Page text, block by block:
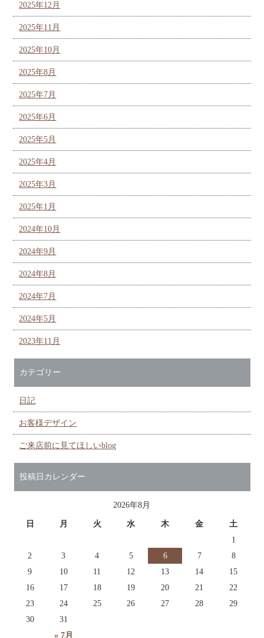
2025年12月
2025年11月
2025年10月
2025年8月
2025年7月
2025年6月
2025年5月
2025年4月
2025年3月
2025年1月
2024年10月
2024年9月
2024年8月
2024年7月
2024年5月
2023年11月
カテゴリー
日記
お客様デザイン
ご来店前に見てほしいblog
投稿日カレンダー
2026年8月
日 月 火 水 木 金 土
« 7月
1
2
3 4 5 6 7
8
9
10 11 12 13 14
15
16
17 18 19 20 21
22
23
24 25 26 27 28
29
30
31